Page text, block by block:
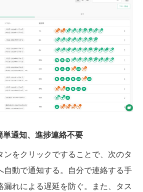
単通知、進捗連絡不要
ンをクリックですることで、次のタ
自動で通知する。自分で連絡する手
漏れによる遅延を防ぐ。また、タス